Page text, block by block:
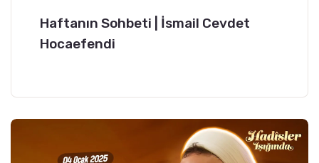
Haftanın Sohbeti | İsmail Cevdet
Hocaefendi